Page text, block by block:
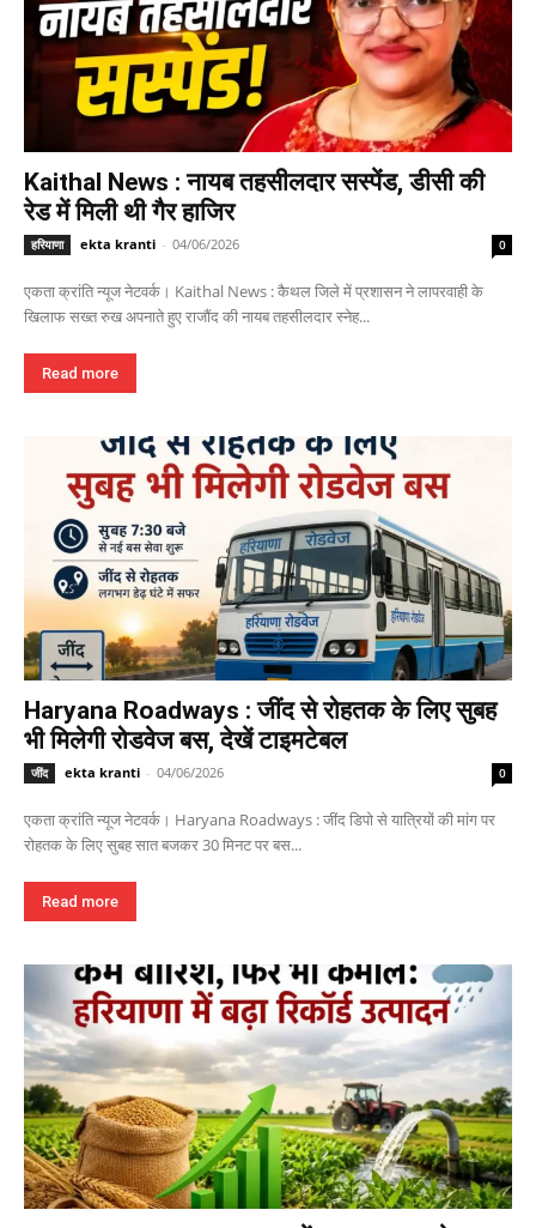
Kaithal News : नायब तहसीलदार सस्पेंड, डीसी की
रेड में मिली थी गैर हाजिर
हरियाणा ekta kranti - 04/06/2026 0
एकता क्रांति न्यूज नेटवर्क। Kaithal News : कैथल जिले में प्रशासन ने लापरवाही के
खिलाफ सख्त रुख अपनाते हुए राजौंद की नायब तहसीलदार स्नेह...
Read more
Haryana Roadways : जींद से रोहतक के लिए सुबह
भी मिलेगी रोडवेज बस, देखें टाइमटेबल
जींद ekta kranti - 04/06/2026 0
एकता क्रांति न्यूज नेटवर्क। Haryana Roadways : जींद डिपो से यात्रियों की मांग पर
रोहतक के लिए सुबह सात बजकर 30 मिनट पर बस...
Read more